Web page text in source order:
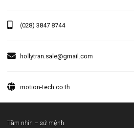
(028) 3847 8744
hollytran.sale@gmail.com
motion-tech.co.th
Tầm nhìn – sứ mệnh